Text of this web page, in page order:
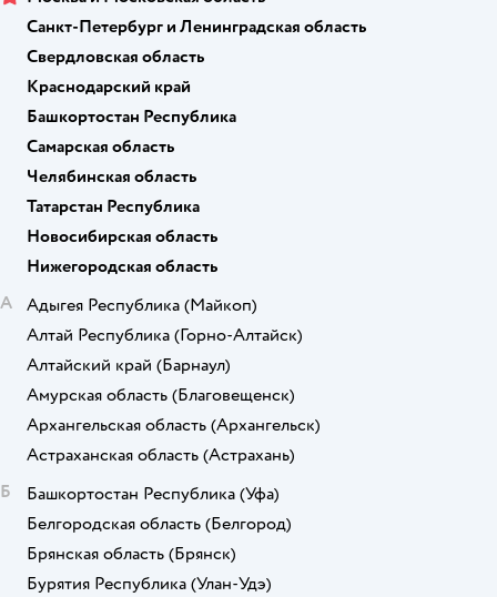
Санкт-Петербург и Ленинградская область
Свердловская область
Краснодарский край
Башкортостан Республика
Самарская область
Челябинская область
Татарстан Республика
Новосибирская область
Нижегородская область
А
Адыгея Республика (Майкоп)
Алтай Республика (Горно-Алтайск)
Алтайский край (Барнаул)
Амурская область (Благовещенск)
Архангельская область (Архангельск)
Астраханская область (Астрахань)
Б
Башкортостан Республика (Уфа)
Белгородская область (Белгород)
Брянская область (Брянск)
Бурятия Республика (Улан-Удэ)